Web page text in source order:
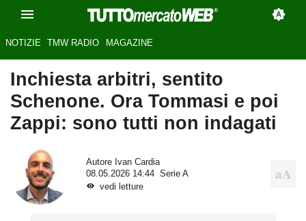
NOTIZIE TMW RADIO MAGAZINE
Inchiesta arbitri, sentito
Schenone. Ora Tommasi e poi
Zappi: sono tutti non indagati
Autore Ivan Cardia
08.05.2026 14:44
Serie A
vedi letture